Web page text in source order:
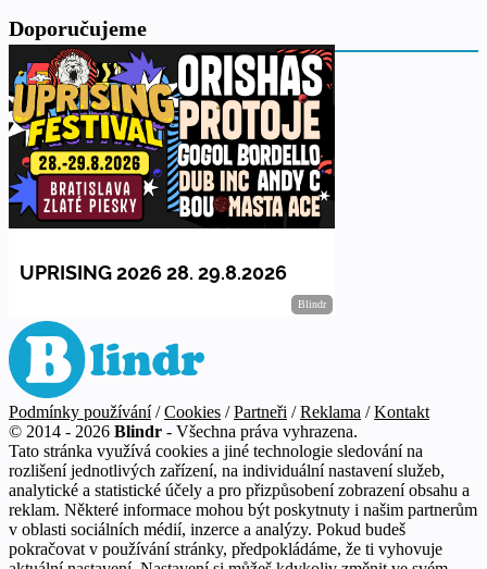
Doporučujeme
Podmínky používání / Cookies / Partneři / Reklama / Kontakt
© 2014 - 2026 Blindr - Všechna práva vyhrazena.
Tato stránka využívá cookies a jiné technologie sledování na
rozlišení jednotlivých zařízení, na individuální nastavení služeb,
analytické a statistické účely a pro přizpůsobení zobrazení obsahu a
reklam. Některé informace mohou být poskytnuty i našim partnerům
v oblasti sociálních médií, inzerce a analýzy. Pokud budeš
pokračovat v používání stránky, předpokládáme, že ti vyhovuje